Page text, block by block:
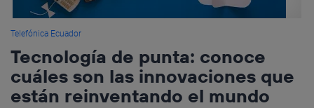
Telefónica Ecuador
Tecnología de punta: conoce
cuáles son las innovaciones que
están reinventando el mundo